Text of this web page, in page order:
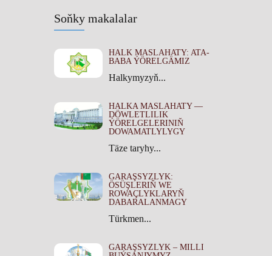
Soňky makalalar
HALK MASLAHATY: ATA-
BABA ÝÖRELGÄMIZ
Halkymyzyň...
HALKA MASLAHATY —
DÖWLETLILIK
ÝÖRELGELERINIŇ
DOWAMATLYLYGY
Täze taryhy...
GARAŞSYZLYK:
ÖSÜŞLERIŇ WE
ROWAÇLYKLARYŇ
DABARALANMAGY
Türkmen...
GARAŞSYZLYK – MILLI